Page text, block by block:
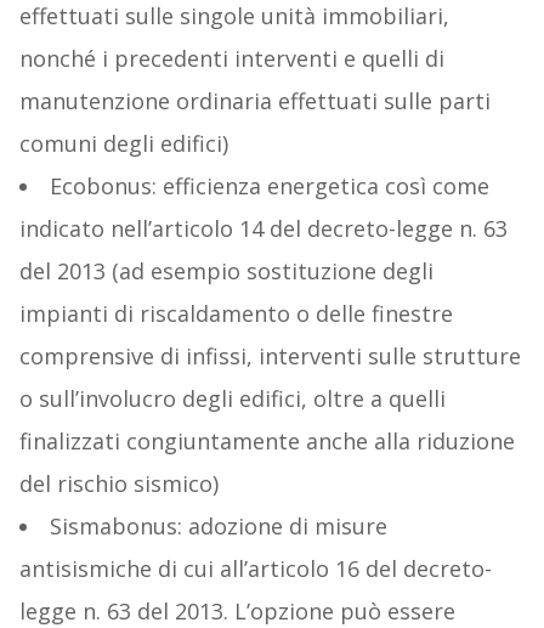
effettuati sulle singole unità immobiliari,
nonché i precedenti interventi e quelli di
manutenzione ordinaria effettuati sulle parti
comuni degli edifici)
Ecobonus: efficienza energetica così come
indicato nell’articolo 14 del decreto-legge n. 63
del 2013 (ad esempio sostituzione degli
impianti di riscaldamento o delle finestre
comprensive di infissi, interventi sulle strutture
o sull’involucro degli edifici, oltre a quelli
finalizzati congiuntamente anche alla riduzione
del rischio sismico)
Sismabonus: adozione di misure
antisismiche di cui all’articolo 16 del decreto-
legge n. 63 del 2013. L’opzione può essere